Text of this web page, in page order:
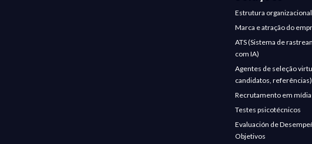
Estrutura organizacional
Marca e atração do
ATS (Sistema de
com IA)
Agentes de seleção
candidatos, referências)
Recrutamento em
Testes psicotécnicos
Evaluación de
Objetivos